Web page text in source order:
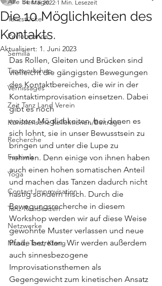
Tanzstücke
Performance
Semilla
Tanzworkshop
Vernissages
Zeit Tanz Land Verein
Künstlerische Reflektionen/Beiträge
Recherche
Festivals
Yoga
Contact Improvisation
Tanz-Residenzen
Netzwerke
Musik, Tanz, Klang
Die 10 Möglichkeiten des
Kontakts.
14. Mai 2022 1 Min. Lesezeit
Aktualisiert: 1. Juni 2023
Das Rollen, Gleiten und Brücken sind
vielleicht die gängigsten Bewegungen
des Kontaktbereiches, die wir in der
Kontaktimprovisation einsetzen. Dabei
gibt es noch
weitere Möglichkeiten, bei denen es
sich lohnt, sie in unser Bewusstsein zu
bringen und unter die Lupe zu
nehmen. Denn einige von ihnen haben
auch einen hohen somatischen Anteil
und machen das Tanzen dadurch nicht
hastig sondern frisch. Durch die
Bewegungsrecherche in diesem
Workshop werden wir auf diese Weise
gewohnte Muster verlassen und neue
Pfade betreten. Wir werden außerdem
auch sinnesbezogene
Improvisationsthemen als
Gegengewicht zum kinetischen Ansatz